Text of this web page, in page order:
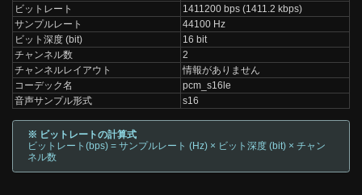
ビットレート
1411200 bps (1411.2 kbps)
サンプルレート
44100 Hz
ビット深度 (bit)
16 bit
チャンネル数
2
チャンネルレイアウト
情報がありません
コーデック名
pcm_s16le
音声サンプル形式
s16
※ ビットレートの計算式
ビットレート(bps) = サンプルレート (Hz) × ビット深度 (bit) × チャン
ネル数